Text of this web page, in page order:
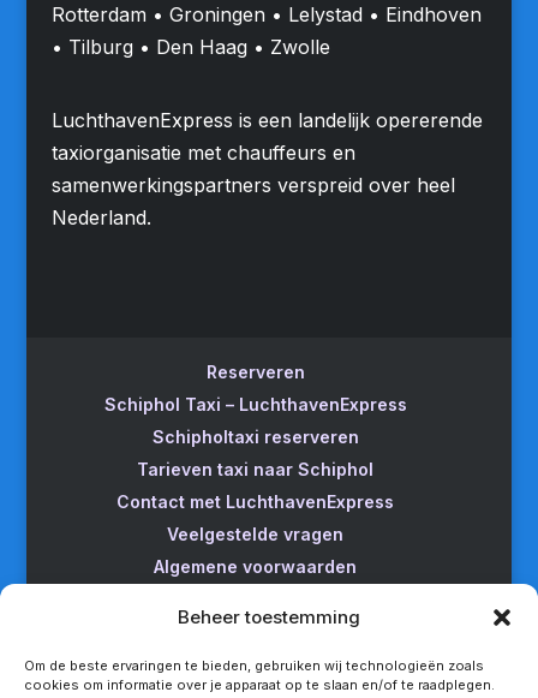
Beheer toestemming
Om de beste ervaringen te bieden, gebruiken wij technologieën zoals
cookies om informatie over je apparaat op te slaan en/of te raadplegen.
Rotterdam • Groningen • Lelystad • Eindhoven
• Tilburg • Den Haag • Zwolle
LuchthavenExpress is een landelijk opererende
taxiorganisatie met chauffeurs en
samenwerkingspartners verspreid over heel
Nederland.
Reserveren
Schiphol Taxi – LuchthavenExpress
Schipholtaxi reserveren
Tarieven taxi naar Schiphol
Contact met LuchthavenExpress
Veelgestelde vragen
Algemene voorwaarden
Taxi van Almere naar Schiphol